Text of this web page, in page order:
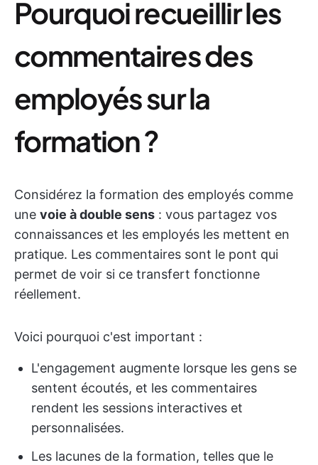
Pourquoi recueillir les
commentaires des
employés sur la
formation ?
Considérez la formation des employés comme
une voie à double sens : vous partagez vos
connaissances et les employés les mettent en
pratique. Les commentaires sont le pont qui
permet de voir si ce transfert fonctionne
réellement.
Voici pourquoi c'est important :
L'engagement augmente lorsque les gens se
sentent écoutés, et les commentaires
rendent les sessions interactives et
personnalisées.
Les lacunes de la formation, telles que le